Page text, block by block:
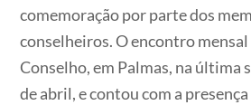
comemoração por parte dos
conselheiros. O encontro
Conselho, em Palmas, na última
de abril, e contou com a